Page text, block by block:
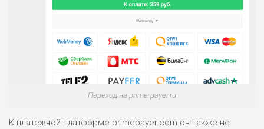
Переход на prime-payer.ru
К платежной платформе primepayer.com он также не